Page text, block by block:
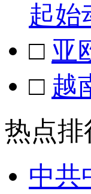
起始
□ 亚
□ 越
热点排
中共